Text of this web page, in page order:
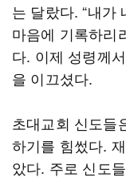
는 달랐다. “내가
마음에 기록하리
다. 이제 성령께
을 이끄셨다.
초대교회 신도들
하기를 힘썼다.
았다. 주로 신도